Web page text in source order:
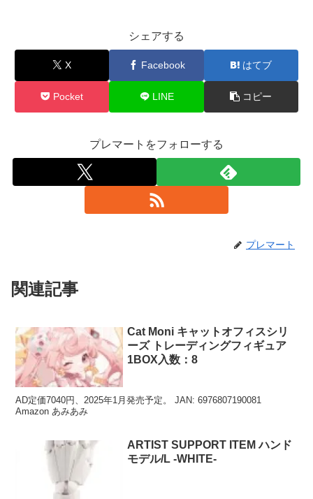
シェアする
X Facebook はてブ
Pocket LINE コピー
プレマートをフォローする
プレマート
関連記事
Cat Moni キャットオフィスシリ
ーズ トレーディングフィギュア
1BOX入数：8
AD定価7040円、2025年1月発売予定。 JAN: 6976807190081
Amazon あみあみ
ARTIST SUPPORT ITEM ハンド
モデル/L -WHITE-